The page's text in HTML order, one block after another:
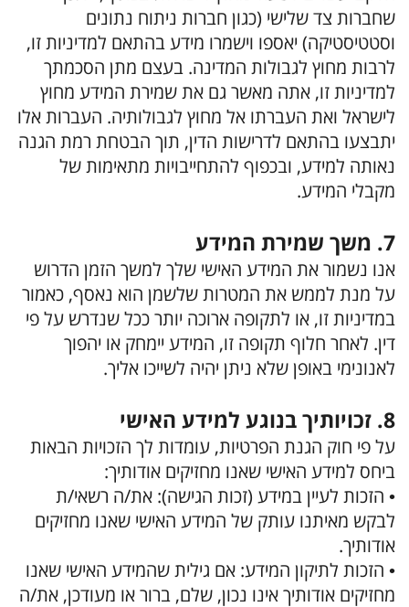
שחברות צד שלישי (כגון חברות ניתוח נתונים
וסטטיסטיקה) יאספו וישמרו מידע בהתאם למדיניות זו,
לרבות מחוץ לגבולות המדינה. בעצם מתן הסכמתך
למדיניות זו, אתה מאשר גם את שמירת המידע מחוץ
לישראל ואת העברתו אל מחוץ לגבולותיה. העברות אלו
יתבצעו בהתאם לדרישות הדין, תוך הבטחת רמת הגנה
נאותה למידע, ובכפוף להתחייבויות מתאימות של
מקבלי המידע.
7. משך שמירת המידע
אנו נשמור את המידע האישי שלך למשך הזמן הדרוש
על מנת לממש את המטרות שלשמן הוא נאסף, כאמור
במדיניות זו, או לתקופה ארוכה יותר ככל שנדרש על פי
דין. לאחר חלוף תקופה זו, המידע יימחק או יהפוך
לאנונימי באופן שלא ניתן יהיה לשייכו אליך.
8. זכויותיך בנוגע למידע האישי
על פי חוק הגנת הפרטיות, עומדות לך הזכויות הבאות
ביחס למידע האישי שאנו מחזיקים אודותיך:
• הזכות לעיין במידע (זכות הגישה): את/ה רשאי/ת
לבקש מאיתנו עותק של המידע האישי שאנו מחזיקים
אודותיך.
• הזכות לתיקון המידע: אם גילית שהמידע האישי שאנו
מחזיקים אודותיך אינו נכון, שלם, ברור או מעודכן, את/ה